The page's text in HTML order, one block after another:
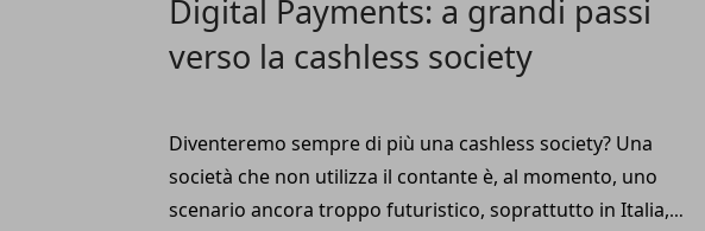
Digital Payments: a grandi passi
verso la cashless society
Diventeremo sempre di più una cashless society? Una
società che non utilizza il contante è, al momento, uno
scenario ancora troppo futuristico, soprattutto in Italia,